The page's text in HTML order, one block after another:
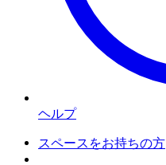
ヘルプ
スペースをお持ちの方